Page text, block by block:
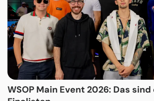
WSOP Main Event 2026: Das